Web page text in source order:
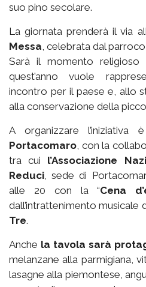
suo pino secolare.
La giornata prenderà il via
Messa , celebrata dal parroco
Sarà il momento religioso
quest’anno vuole
incontro per il paese e, allo
alla conservazione della
A organizzare l’iniziativa
Portacomaro , con la
tra cui l’Associazione
Reduci , sede di
alle 20 con la “Cena
dall’intrattenimento musicale
Tre.
Anche la tavola sarà
melanzane alla parmigiana,
lasagne alla piemontese,